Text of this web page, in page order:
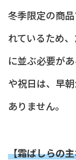
冬季限定の商
れているため
に並ぶ必要が
や祝日は、早
ありません。
【霜ばしらの